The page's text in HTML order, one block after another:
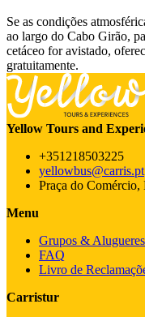
Se as condições
ao largo do Cabo Girão,
cetáceo for avistado,
gratuitamente.
Yellow Tours and
+351218503225
yellowbus@carris.pt
Praça do
Menu
Grupos & Alugueres
FAQ
Livro de
Carristur